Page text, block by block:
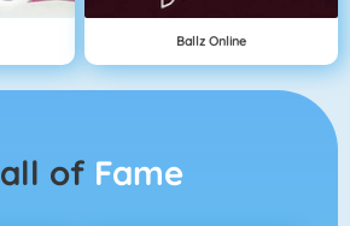
Ballz Online
Hall of Fame